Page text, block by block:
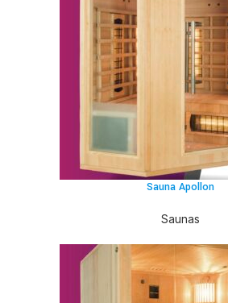
Sauna Apollon
Saunas